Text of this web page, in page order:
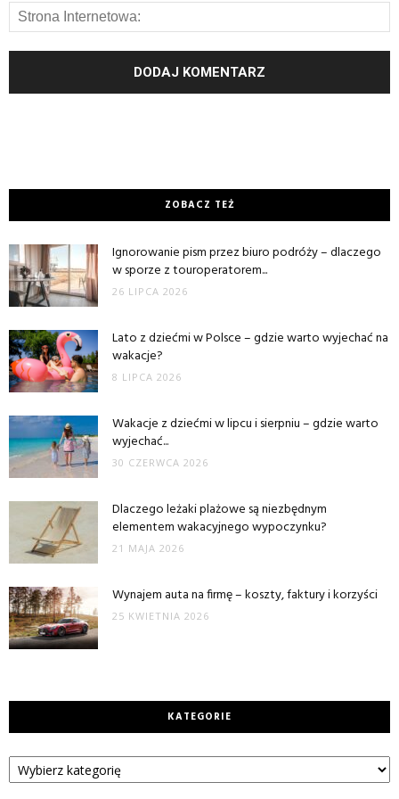
ZOBACZ TEŻ
Ignorowanie pism przez biuro podróży – dlaczego
w sporze z touroperatorem...
26 LIPCA 2026
Lato z dziećmi w Polsce – gdzie warto wyjechać na
wakacje?
8 LIPCA 2026
Wakacje z dziećmi w lipcu i sierpniu – gdzie warto
wyjechać...
30 CZERWCA 2026
Dlaczego leżaki plażowe są niezbędnym
elementem wakacyjnego wypoczynku?
21 MAJA 2026
Wynajem auta na firmę – koszty, faktury i korzyści
25 KWIETNIA 2026
KATEGORIE
Kategorie